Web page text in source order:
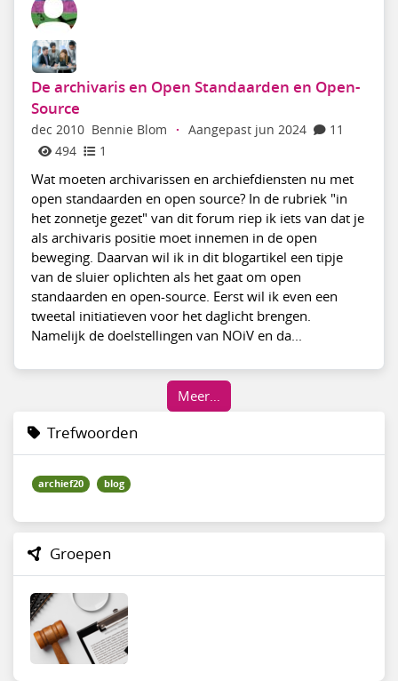
De archivaris en Open Standaarden en Open-
Source
dec 2010 Bennie Blom · Aangepast jun 2024
11
494
1
Wat moeten archivarissen en archiefdiensten nu met
open standaarden en open source? In de rubriek "in
het zonnetje gezet" van dit forum riep ik iets van dat je
als archivaris positie moet innemen in de open
beweging. Daarvan wil ik in dit blogartikel een tipje
van de sluier oplichten als het gaat om open
standaarden en open-source. Eerst wil ik even een
tweetal initiatieven voor het daglicht brengen.
Namelijk de doelstellingen van NOiV en da...
Meer…
Trefwoorden
archief20 blog
Groepen